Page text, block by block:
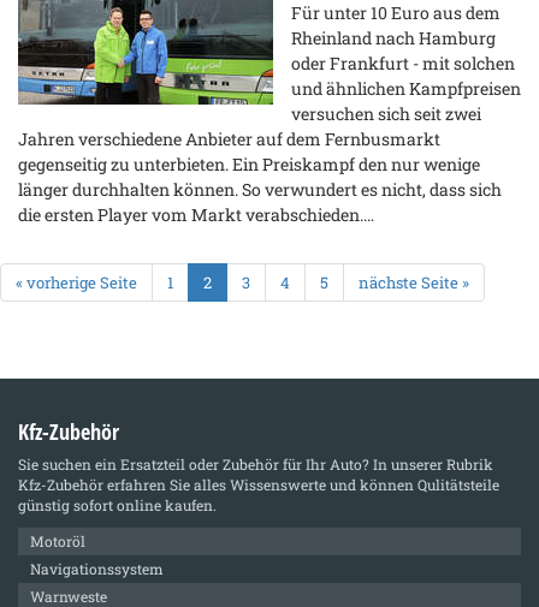
Für unter 10 Euro aus dem
Rheinland nach Hamburg
oder Frankfurt - mit solchen
und ähnlichen Kampfpreisen
versuchen sich seit zwei
Jahren verschiedene Anbieter auf dem Fernbusmarkt
gegenseitig zu unterbieten. Ein Preiskampf den nur wenige
länger durchhalten können. So verwundert es nicht, dass sich
die ersten Player vom Markt verabschieden.…
« vorherige Seite 1 2 3 4 5 nächste Seite »
Kfz-Zubehör
Sie suchen ein Ersatzteil oder Zubehör für Ihr Auto? In unserer Rubrik
Kfz-Zubehörerfahren Sie alles Wissenswerte und können Qulitätsteile
günstig sofort online kaufen.
Motoröl
Navigationssystem
Warnweste